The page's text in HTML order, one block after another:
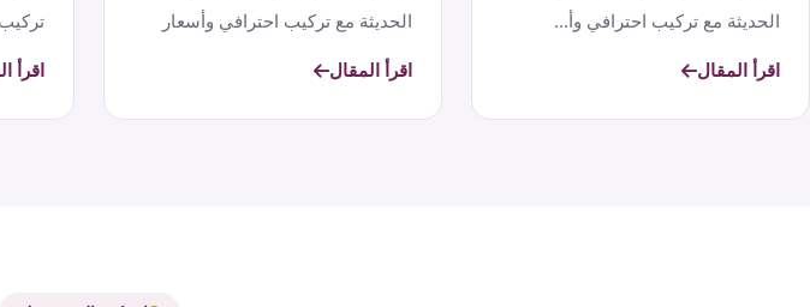
الحديثة مع تركيب احترافي وأ...
اقرأ المقال
الحديثة مع تركيب احترافي وأسعار
تن...
اقرأ المقال
اقرأ